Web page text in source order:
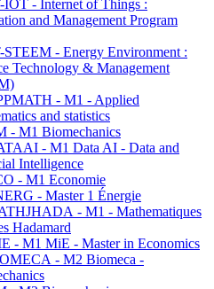
IOT - Internet of Things :
and Management Program
STEEM - Energy Environment :
Technology & Management
- M1 - Applied
and statistics
- M1 Biomechanics
- M1 Data AI - Data and
Intelligence
- M1 Economie
- Master 1 Énergie
- M1 - Mathematiques
Hadamard
- M1 MiE - Master in Economics
- M2 Biomeca -